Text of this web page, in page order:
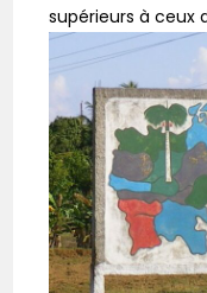
supérieurs à ceux